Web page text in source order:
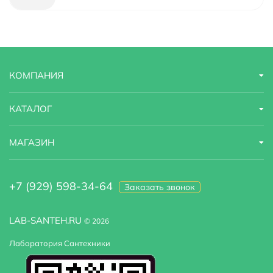
Глубина 46 м
Модель Isar WB-130-L
LAB-SANTEH.RU © 2026
Лаборатория Сантехники
КОМПАНИЯ
КАТАЛОГ
МАГАЗИН
+7 (929) 598-34-64 Заказать звонок